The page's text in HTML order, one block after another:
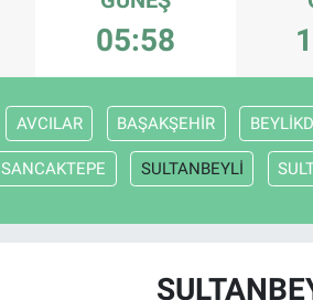
05:58
AVCILAR BAŞAKŞEHİR
SANCAKTEPE SULTANBEYLİ